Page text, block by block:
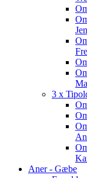
3 x
Aner - Gæbe